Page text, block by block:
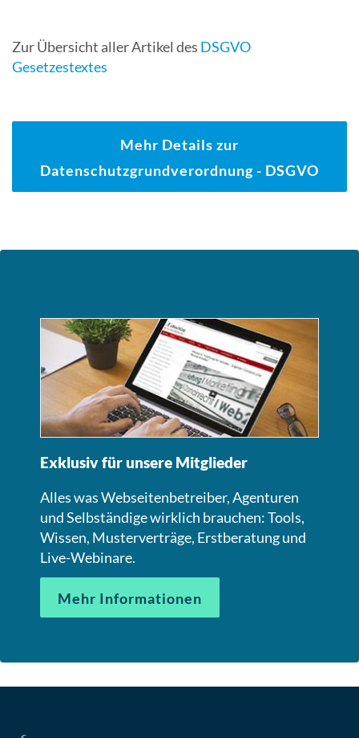
Zur Übersicht aller Artikel des DSGVO
Gesetzestextes
Mehr Details zur
Datenschutzgrundverordnung - DSGVO
Exklusiv für unsere Mitglieder
Alles was Webseitenbetreiber, Agenturen
und Selbständige wirklich brauchen: Tools,
Wissen, Musterverträge, Erstberatung und
Live-Webinare.
Mehr Informationen